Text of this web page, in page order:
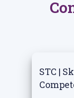
STC |